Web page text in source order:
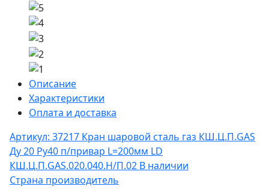
Описание
Характеристики
Оплата и доставка
Артикул: 37217 Кран шаровой сталь газ КШ.Ц.П.GAS
Ду 20 Ру40 п/привар L=200мм LD
КШ.Ц.П.GAS.020.040.Н/П.02 В наличии
Страна производитель